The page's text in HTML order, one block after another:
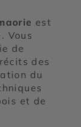
est
Vous
de
des
du
et de